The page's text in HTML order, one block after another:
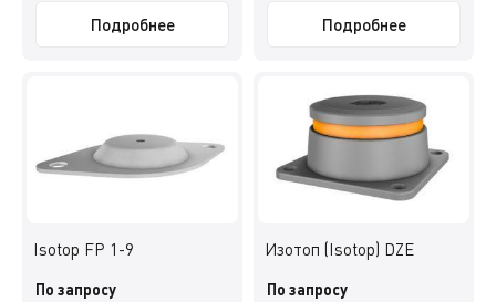
Подробнее Подробнее
Isotop FP 1-9
По запросу
Изотоп (Isotop) DZE
По запросу